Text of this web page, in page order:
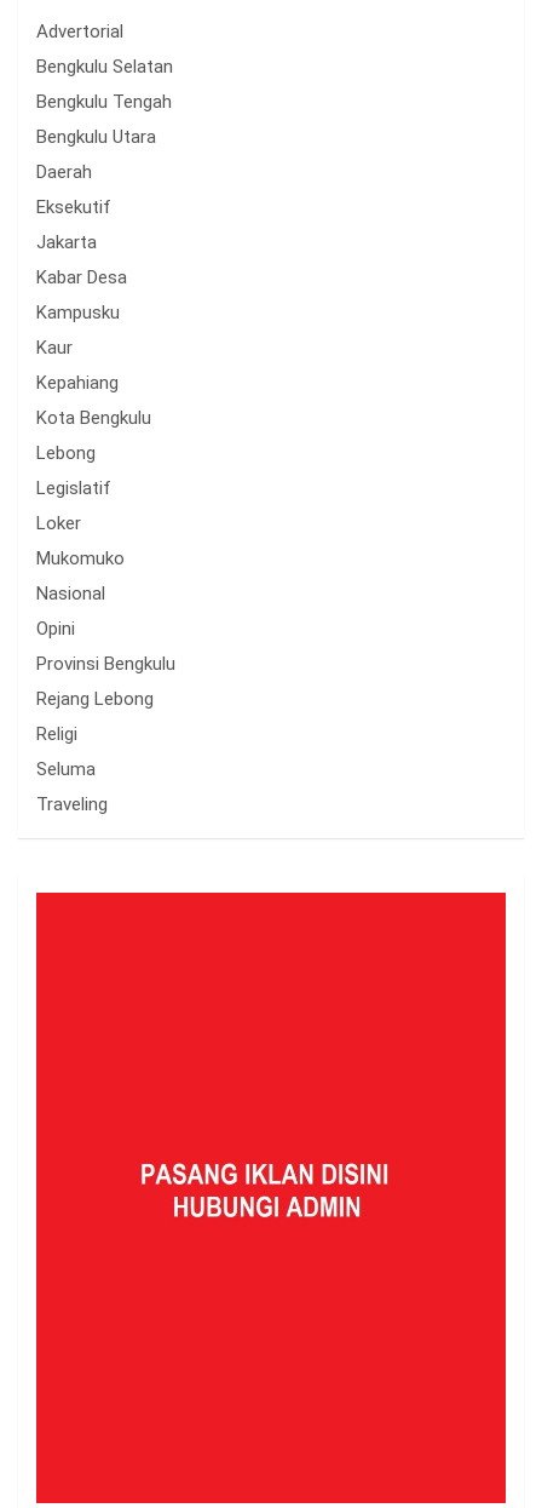
Advertorial
Bengkulu Selatan
Bengkulu Tengah
Bengkulu Utara
Daerah
Eksekutif
Jakarta
Kabar Desa
Kampusku
Kaur
Kepahiang
Kota Bengkulu
Lebong
Legislatif
Loker
Mukomuko
Nasional
Opini
Provinsi Bengkulu
Rejang Lebong
Religi
Seluma
Traveling